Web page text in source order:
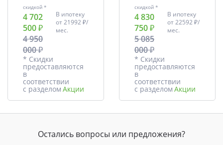
скидкой *
4 702
500 ₽
4 950
000 ₽
В ипотеку
от21992 ₽/
мес.
* Скидки
предоставляются
в
соответствии
с разделом Акции
скидкой *
4 830
750 ₽
5 085
000 ₽
В ипотеку
от22592 ₽/
мес.
* Скидки
предоставляются
в
соответствии
с разделом Акции
Остались вопросы или предложения?